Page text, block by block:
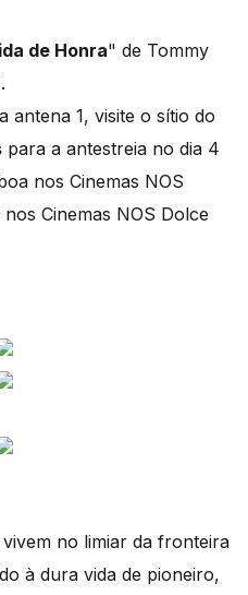
de Honra" de Tommy
antena 1, visite o sítio do
para a antestreia no dia 4
nos Cinemas NOS
Cinemas NOS Dolce
no limiar da fronteira
à dura vida de pioneiro,